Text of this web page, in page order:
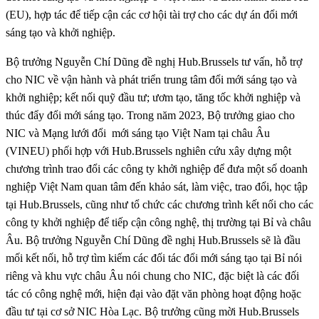
(EU), hợp tác để tiếp cận các cơ hội tài trợ cho các dự án đổi mới
sáng tạo và khởi nghiệp.
Bộ trưởng Nguyễn Chí Dũng đề nghị Hub.Brussels tư vấn, hỗ trợ
cho NIC về vận hành và phát triển trung tâm đổi mới sáng tạo và
khởi nghiệp; kết nối quỹ đầu tư; ươm tạo, tăng tốc khởi nghiệp và
thúc đẩy đổi mới sáng tạo. Trong năm 2023, Bộ trưởng giao cho
NIC và Mạng lưới đổi mới sáng tạo Việt Nam tại châu Âu
(VINEU) phối hợp với Hub.Brussels nghiên cứu xây dựng một
chương trình trao đổi các công ty khởi nghiệp để đưa một số doanh
nghiệp Việt Nam quan tâm đến khảo sát, làm việc, trao đổi, học tập
tại Hub.Brussels, cũng như tổ chức các chương trình kết nối cho các
công ty khởi nghiệp để tiếp cận công nghệ, thị trường tại Bỉ và châu
Âu. Bộ trưởng Nguyễn Chí Dũng đề nghị Hub.Brussels sẽ là đầu
mối kết nối, hỗ trợ tìm kiếm các đối tác đổi mới sáng tạo tại Bỉ nói
riêng và khu vực châu Âu nói chung cho NIC, đặc biệt là các đối
tác có công nghệ mới, hiện đại vào đặt văn phòng hoạt động hoặc
đầu tư tại cơ sở NIC Hòa Lạc. Bộ trưởng cũng mời Hub.Brussels